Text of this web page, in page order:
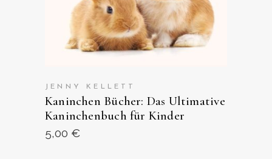
JENNY KELLETT
Kaninchen Bücher: Das Ultimative
Kaninchenbuch für Kinder
5,00 €